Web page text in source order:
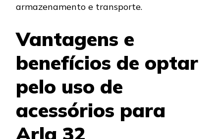
armazenamento e transporte.
Vantagens e
benefícios de optar
pelo uso de
acessórios para
Arla 32